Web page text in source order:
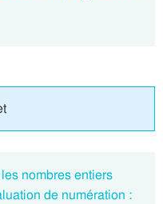
nombres entiers
de numération :